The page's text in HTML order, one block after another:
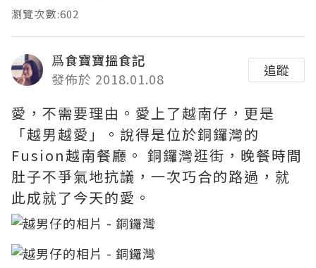
瀏覽次數:602
爲食寶寶搵食記
發佈於 2018.01.08
追蹤
愛，不需要理由。愛上了越南仔，更是
「越男越愛」。說得是位於銅鑼灣的
Fusion越南餐廳。 銅鑼灣逛街，晚餐時間
肚子不爭氣地抗議，一次巧合的路過，就
此成就了今天的愛。